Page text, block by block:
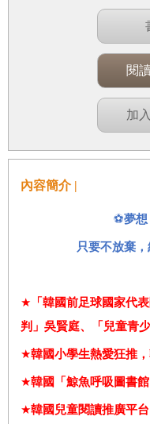
閱
加
內容簡介 |
⚽夢想
只要不放棄
★ 「韓國前足球國家代
判」吳賢庭、「兒童青
★韓國小學生熱愛狂推
★韓國「鯨魚呼吸圖書
★韓國兒童閱讀推廣平